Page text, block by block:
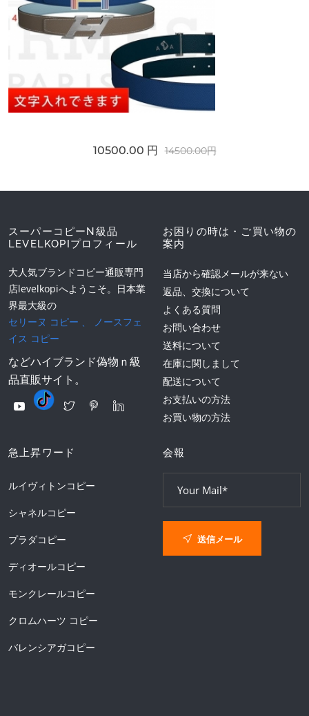
10500.00 円 14500.00円
スーパーコピーN級品
LEVELKOPIプロフィール
大人気ブランドコピー通販専門
店levelkopiへようこそ。日本業
界最大級の
セリーヌ コピー 、
ノースフェ
イス コピー
などハイブランド偽物ｎ級
品直販サイト。
お困りの時は・ご買い物の
案内
当店から確認メールが来ない
返品、交換について
よくある質問
お問い合わせ
送料について
在庫に関しまして
配送について
お支払いの方法
お買い物の方法
急上昇ワード
ルイヴィトンコピー
シャネルコピー
プラダコピー
ディオールコピー
モンクレールコピー
クロムハーツ コピー
バレンシアガコピー
会報
送信メール